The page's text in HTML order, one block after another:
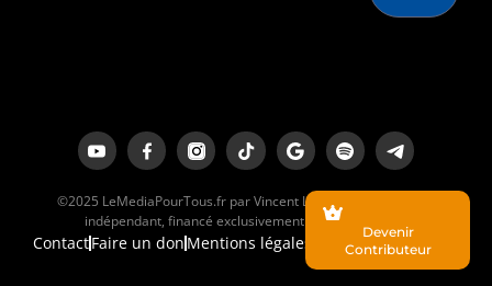
©2025 LeMediaPourTous.fr par Vincent Lapierre est un média
indépendant, financé exclusivement par ses lecteurs.
ContactFaire un don Mentions légales
Devenir
Contributeur